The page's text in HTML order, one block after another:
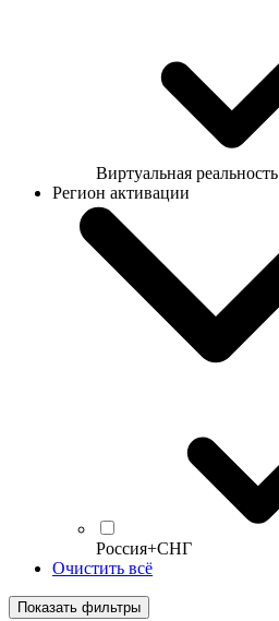
Виртуальная реальность
Регион активации
Россия+СНГ
Очистить всё
Показать фильтры